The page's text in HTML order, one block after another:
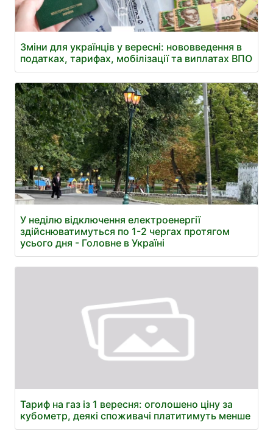
Зміни для українців у вересні: нововведення в
податках, тарифах, мобілізації та виплатах ВПО
У неділю відключення електроенергії
здійснюватимуться по 1-2 чергах протягом
усього дня - Головне в Україні
Тариф на газ із 1 вересня: оголошено ціну за
кубометр, деякі споживачі платитимуть менше